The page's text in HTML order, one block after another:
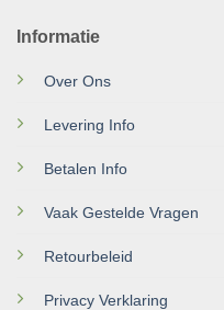
Informatie
Over Ons
Levering Info
Betalen Info
Vaak Gestelde Vragen
Retourbeleid
Privacy Verklaring